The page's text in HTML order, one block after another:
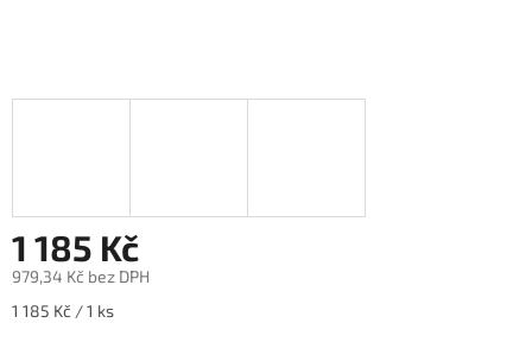
1 185 Kč
979,34 Kč bez DPH
Měrná
1 185 Kč / 1 ks